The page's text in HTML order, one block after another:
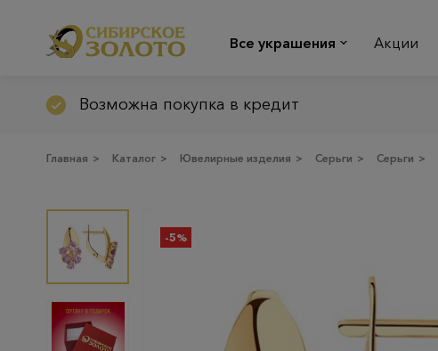
Все украшения Акции
Возможна покупка в кредит
Главная > Каталог > Ювелирные изделия > Серьги > Серьги >
-5%